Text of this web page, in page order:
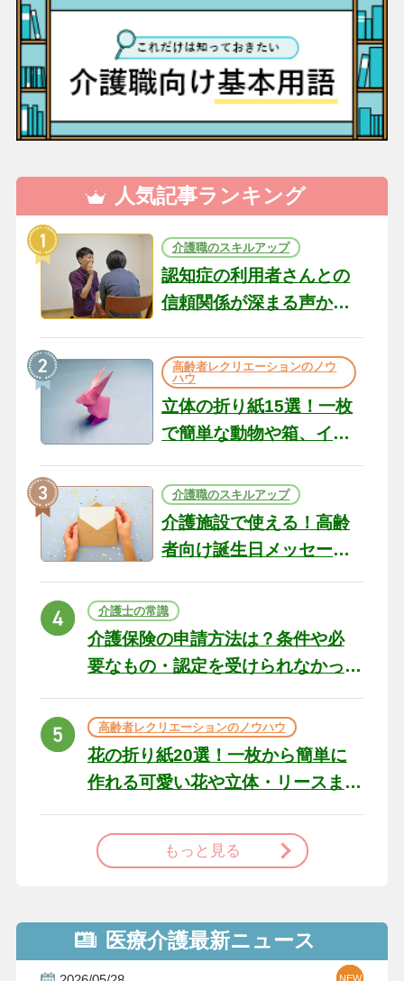
人気記事ランキング
介護職のスキルアップ
認知症の利用者さんとの
信頼関係が深まる声かけ
の現場から（22）
高齢者レクリエーションのノウ
ハウ
立体の折り紙15選！一枚
で簡単な動物や箱、イン
介護職のスキルアップ
介護施設で使える！高齢
者向け誕生日メッセージ
ト
介護士の常識
介護保険の申請方法は？条件や必
要なもの・認定を受けられなかっ
高齢者レクリエーションのノウハウ
花の折り紙20選！一枚から簡単に
作れる可愛い花や立体・リースま
もっと見る
医療介護最新ニュース
NEW
NEW
NEW